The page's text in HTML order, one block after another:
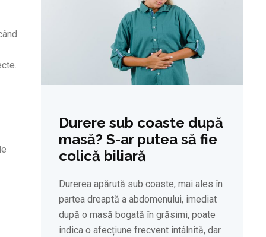
Durere sub coaste după
masă? S-ar putea să fie
colică biliară
Durerea apărută sub coaste, mai ales în
partea dreaptă a abdomenului, imediat
după o masă bogată în grăsimi, poate
indica o afecțiune frecvent întâlnită, dar